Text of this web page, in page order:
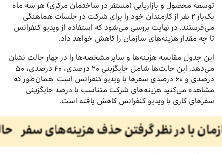
توسعه محصول و بازاریابی (مستقر در ساختمان مرکزی) هر سه ماه
یک‌بار ۲ نفر از کارمندان خود را برای شرکت در جلسات هماهنگی
می‌فرستند. در نهایت بررسی می‌شود که استفاده از ویدیو کنفرانس
تا چه مقدار هزینه‌های سازمان را کاهش خواهد داد.
این جدول مقایسه هزینه‌ها و سایر مشخصه‌ها را در چهار حالت نشان
می‌دهد. این حالت‌ها شامل جایگزینی ۲۰ درصدی، ۴۰ درصدی، ۵۰
درصدی و ۶۰ درصدی سفرها با ویدیو کنفرانس است. همان‌طور که
مشاهده می‌کنید هزینه‌های شرکت متناسب با درصد جایگزینی
سفرهای کاری با ویدیو کنفرانس کاهش یافته است.